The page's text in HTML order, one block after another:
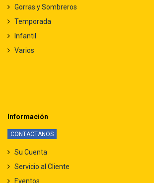
Gorras y Sombreros
Temporada
Infantil
Varios
Información
CONTACTANOS
Su Cuenta
Servicio al Cliente
Eventos